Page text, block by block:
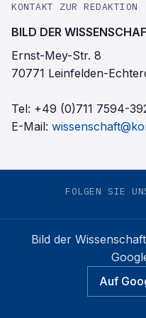
KONTAKT ZUR REDAKTION
BILD DER
Ernst-Mey-Str. 8
70771 Leinfelden-
Tel: +49 (0)711 7594-
E-Mail:
FOLGEN SIE
Bild der Wissenschaft
Auf